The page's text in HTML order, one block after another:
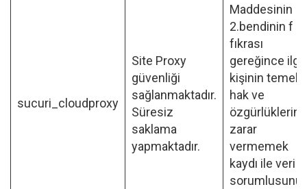
sucuri_cloudproxy
Site Proxy
güvenliği
sağlanmaktadır.
Süresiz
saklama
yapmaktadır.
Maddesinin
2.bendinin f
fıkrası
gereğince ilgili
kişinin temel
hak ve
özgürlüklerine
zarar
vermemek
kaydı ile veri